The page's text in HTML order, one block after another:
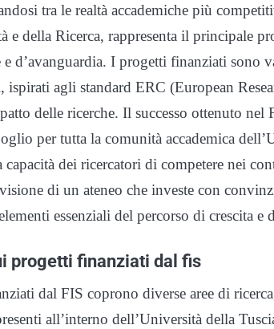
tra le realtà accademiche più
e della Ricerca, rappresenta il principale
e d’avanguardia. I progetti finanziati sono
ispirati agli standard ERC (European
delle ricerche. Il successo ottenuto
per tutta la comunità accademica
capacità dei ricercatori di competere nei
di un ateneo che investe con
essenziali del percorso di crescita
progetti finanziati dal fis
dal FIS coprono diverse aree di
all’interno dell’Università della